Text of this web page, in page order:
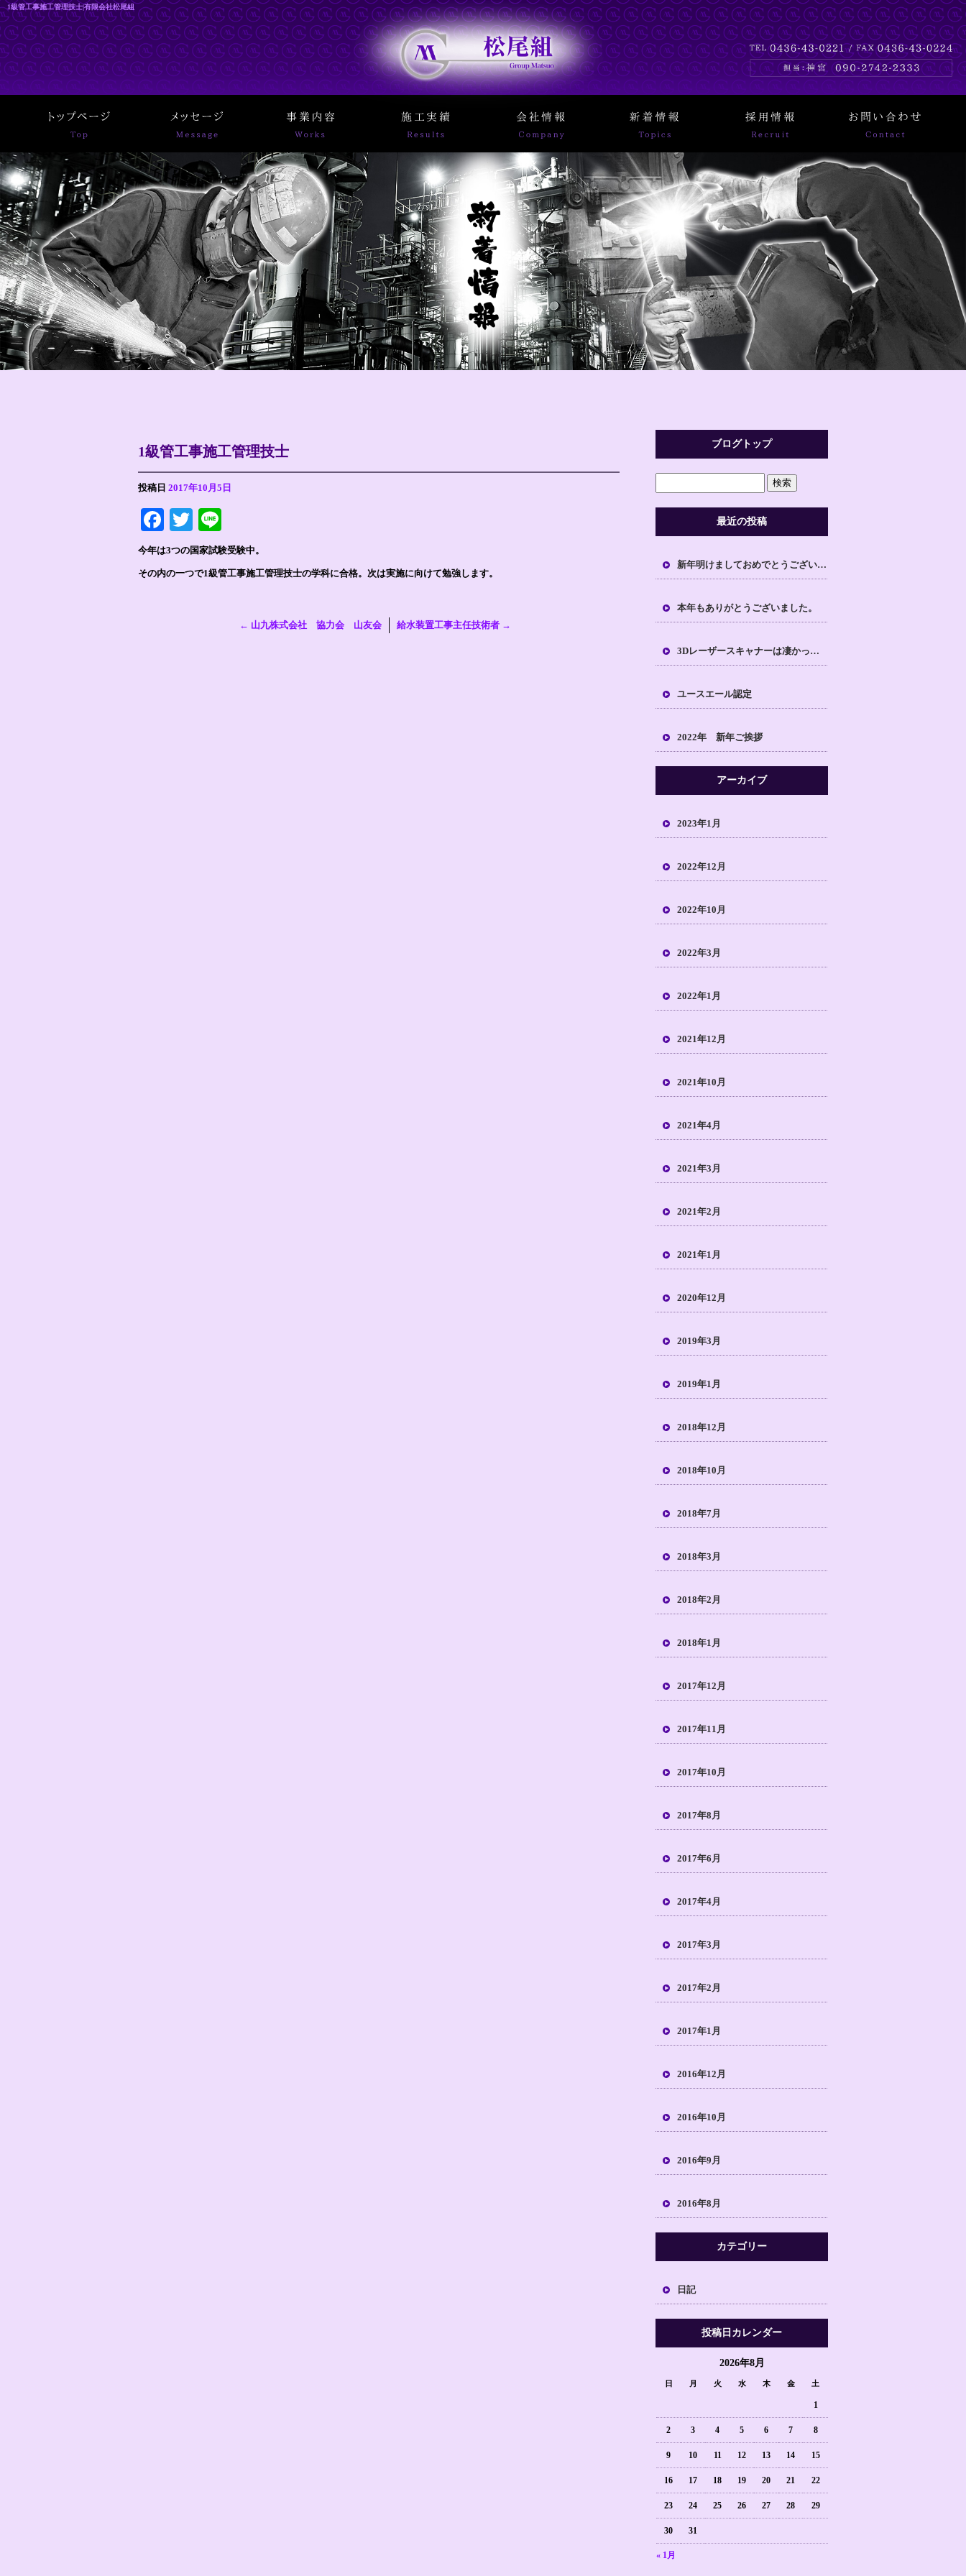
1級管工事施工管理技士|有限会社松尾組
1級管工事施工管理技士
投稿日 2017年10月5日
Facebook
Twitter
今年は3つの国家試験受験中。
その内の一つで1級管工事施工管理技士の学科に合格。次は実施に向けて勉強します。
← 山九株式会社 協力会 山友会 給水装置工事主任技術者 →
ブログトップ
最近の投稿
新年明けましておめでとうございます。
本年もありがとうございました。
3Dレーザースキャナーは凄かった！！
ユースエール認定
2022年 新年ご挨拶
アーカイブ
2023年1月
2022年12月
2022年10月
2022年3月
2022年1月
2021年12月
2021年10月
2021年4月
2021年3月
2021年2月
2021年1月
2020年12月
2019年3月
2019年1月
2018年12月
2018年10月
2018年7月
2018年3月
2018年2月
2018年1月
2017年12月
2017年11月
2017年10月
2017年8月
2017年6月
2017年4月
2017年3月
2017年2月
2017年1月
2016年12月
2016年10月
2016年9月
2016年8月
カテゴリー
日記
投稿日カレンダー
2026年8月
日 月 火 水 木 金 土
« 1月
1
2 3 4 5 6 7 8
9 10 11 12 13 14 15
16 17 18 19 20 21 22
23 24 25 26 27 28 29
30 31